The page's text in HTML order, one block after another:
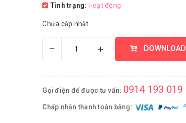
Tình trạng: Hoạt động
Chưa cập nhật...
– + DOWNLOAD
Gọi điện để được tư vấn: 0914 193 019
Chấp nhận thanh toán bằng: